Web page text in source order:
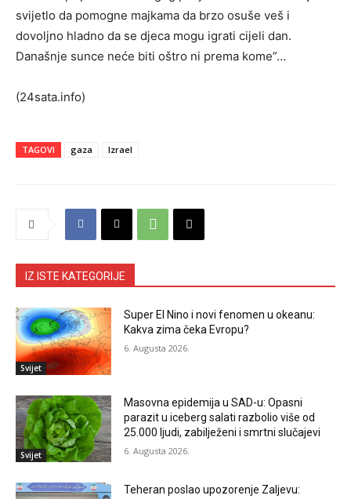
svijetlo da pomogne majkama da brzo osuše veš i
dovoljno hladno da se djeca mogu igrati cijeli dan.
Današnje sunce neće biti oštro ni prema kome”…
(24sata.info)
TAGOVI gaza Izrael
IZ ISTE KATEGORIJE
Svijet
Super El Nino i novi fenomen u okeanu:
Kakva zima čeka Evropu?
6. Augusta 2026.
Svijet
Masovna epidemija u SAD-u: Opasni
parazit u iceberg salati razbolio više od
25.000 ljudi, zabilježeni i smrtni slučajevi
6. Augusta 2026.
Teheran poslao upozorenje Zaljevu: